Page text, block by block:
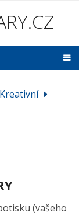
(vašeho